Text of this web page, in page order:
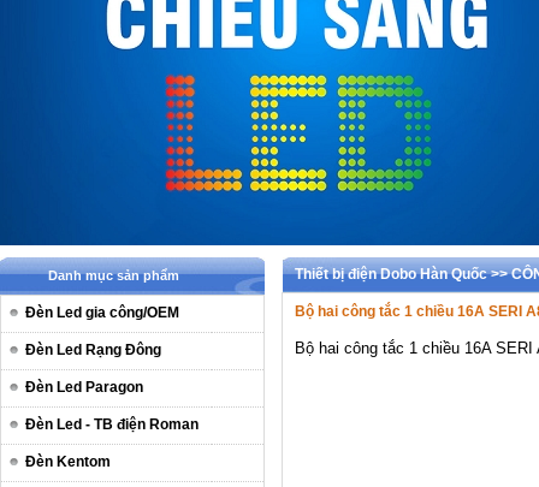
Danh mục sản phẩm
Đèn Led gia công/OEM
Đèn Led Rạng Đông
Đèn Led Paragon
Đèn Led - TB điện Roman
Đèn Kentom
Thiết bị điện Dobo Hàn Quốc >>
Bộ hai công tắc 1 chiều 16A SERI
Bộ hai công tắc 1 chiều 16A SERI